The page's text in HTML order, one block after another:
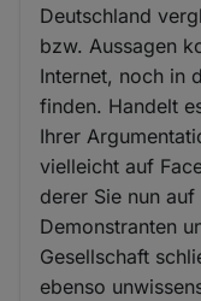
Deutschland
bzw. Aussagen
Internet, noch in
finden. Handelt
Ihrer
vielleicht auf
derer Sie nun
Demonstranten
Gesellschaft
ebenso